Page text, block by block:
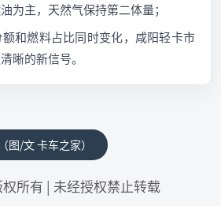
为主，天然气保持第二体量；
和燃料占比同时变化，咸阳轻卡市
晰的新信号。
（图/文 卡车之家）
所有 | 未经授权禁止转载